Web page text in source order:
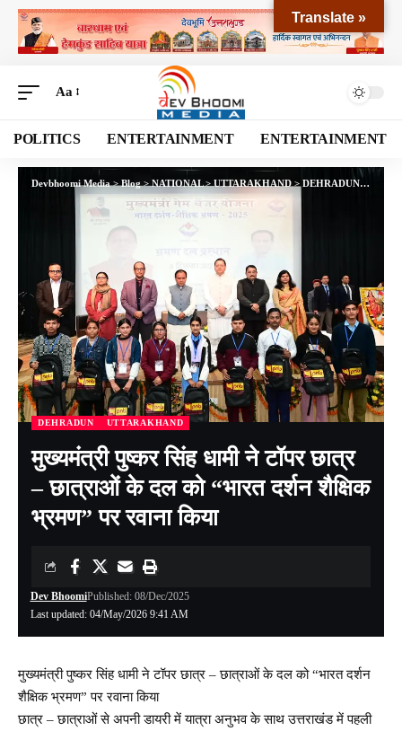
Aa
POLITICS ENTERTAINMENT ENTERTAINMENT
Devbhoomi Media>Blog>NATIONAL> UTTARAKHAND > DEHRADUN>
DEHRADUN UTTARAKHAND
मुख्यमंत्री पुष्कर सिंह धामी ने टॉपर छात्र
– छात्राओं के दल को “भारत दर्शन शैक्षिक
भ्रमण” पर रवाना किया
Last updated: 04/May/2026 9:41 AM
Dev BhoomiPublished: 08/Dec/2025
मुख्यमंत्री पुष्कर सिंह धामी ने टॉपर छात्र – छात्राओं के दल को “भारत दर्शन
शैक्षिक भ्रमण” पर रवाना किया
छात्र – छात्राओं से अपनी डायरी में यात्रा अनुभव के साथ उत्तराखंड में पहली
Translate »